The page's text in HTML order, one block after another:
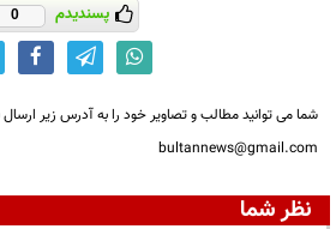
پسندیدم 0
شما می توانید مطالب و تصاویر خود را به آدرس زیر ارسال
bultannews@gmail.com
نظر شما